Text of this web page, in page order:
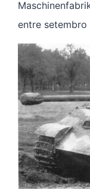
entre setembro